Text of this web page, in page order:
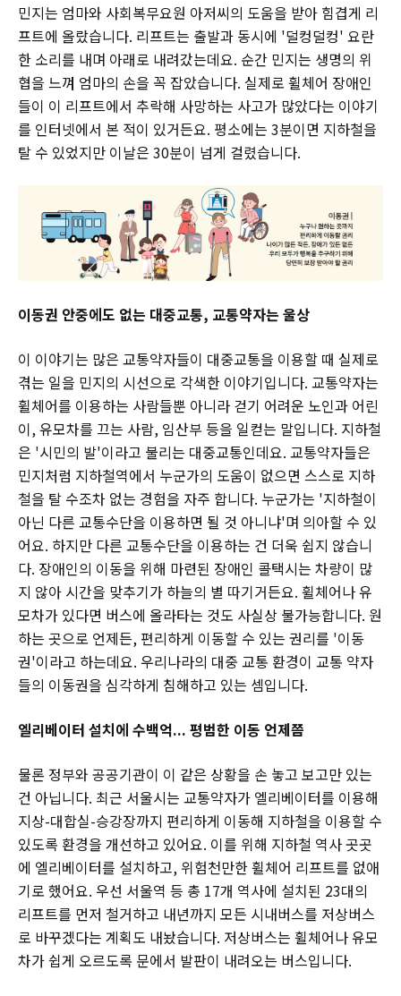
민지는 엄마와 사회복무요원 아저씨의 도움을 받아 힘겹게 리
프트에 올랐습니다. 리프트는 출발과 동시에 '덜컹덜컹' 요란
한 소리를 내며 아래로 내려갔는데요. 순간 민지는 생명의 위
협을 느껴 엄마의 손을 꼭 잡았습니다. 실제로 휠체어 장애인
들이 이 리프트에서 추락해 사망하는 사고가 많았다는 이야기
를 인터넷에서 본 적이 있거든요. 평소에는 3분이면 지하철을
탈 수 있었지만 이날은 30분이 넘게 걸렸습니다.
이동권 안중에도 없는 대중교통, 교통약자는 울상
이 이야기는 많은 교통약자들이 대중교통을 이용할 때 실제로
겪는 일을 민지의 시선으로 각색한 이야기입니다. 교통약자는
휠체어를 이용하는 사람들뿐 아니라 걷기 어려운 노인과 어린
이, 유모차를 끄는 사람, 임산부 등을 일컫는 말입니다. 지하철
은 '시민의 발'이라고 불리는 대중교통인데요. 교통약자들은
민지처럼 지하철역에서 누군가의 도움이 없으면 스스로 지하
철을 탈 수조차 없는 경험을 자주 합니다. 누군가는 '지하철이
아닌 다른 교통수단을 이용하면 될 것 아니냐'며 의아할 수 있
어요. 하지만 다른 교통수단을 이용하는 건 더욱 쉽지 않습니
다. 장애인의 이동을 위해 마련된 장애인 콜택시는 차량이 많
지 않아 시간을 맞추기가 하늘의 별 따기거든요. 휠체어나 유
모차가 있다면 버스에 올라타는 것도 사실상 불가능합니다. 원
하는 곳으로 언제든, 편리하게 이동할 수 있는 권리를 '이동
권'이라고 하는데요. 우리나라의 대중 교통 환경이 교통 약자
들의 이동권을 심각하게 침해하고 있는 셈입니다.
엘리베이터 설치에 수백억... 평범한 이동 언제쯤
물론 정부와 공공기관이 이 같은 상황을 손 놓고 보고만 있는
건 아닙니다. 최근 서울시는 교통약자가 엘리베이터를 이용해
지상-대합실-승강장까지 편리하게 이동해 지하철을 이용할 수
있도록 환경을 개선하고 있어요. 이를 위해 지하철 역사 곳곳
에 엘리베이터를 설치하고, 위험천만한 휠체어 리프트를 없애
기로 했어요. 우선 서울역 등 총 17개 역사에 설치된 23대의
리프트를 먼저 철거하고 내년까지 모든 시내버스를 저상버스
로 바꾸겠다는 계획도 내놨습니다. 저상버스는 휠체어나 유모
차가 쉽게 오르도록 문에서 발판이 내려오는 버스입니다.